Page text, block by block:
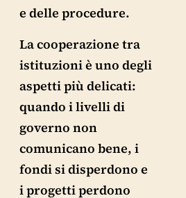
e delle procedure.
La cooperazione tra
istituzioni è uno degli
aspetti più delicati:
quando i livelli di
governo non
comunicano bene, i
fondi si disperdono e
i progetti perdono